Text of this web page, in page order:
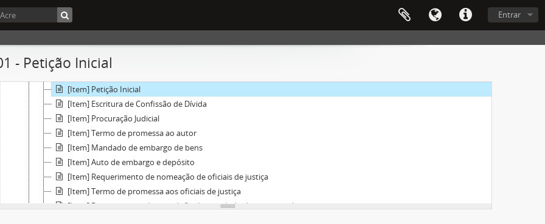
Entrar
- Petição Inicial
Tribunal de Justiça do Estado do Acre
[Seção] Processamento e Julgamento de ações relativas ao direito civil
[Subseção] Processar e julgar autos relativos às obrigações
[Séries] Processos de adimplemento e extinção por pagamento
[Processo] Processo de Pagamento nº 01
[Item] Petição Inicial
[Item] Escritura de Confissão de Dívida
[Item] Procuração Judicial
[Item] Termo de promessa ao autor
[Item] Mandado de embargo de bens
[Item] Auto de embargo e depósito
[Item] Requerimento de nomeação de oficiais de justiça
[Item] Termo de promessa aos oficiais de justiça
[Item] Requerimento de expedição de mandado de embargo de bens